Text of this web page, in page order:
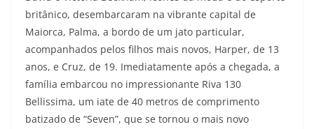
britânico, desembarcaram na vibrante capital de
Maiorca, Palma, a bordo de um jato particular,
acompanhados pelos filhos mais novos, Harper, de 13
anos, e Cruz, de 19. Imediatamente após a chegada, a
família embarcou no impressionante Riva 130
Bellissima, um iate de 40 metros de comprimento
batizado de “Seven”, que se tornou o mais novo